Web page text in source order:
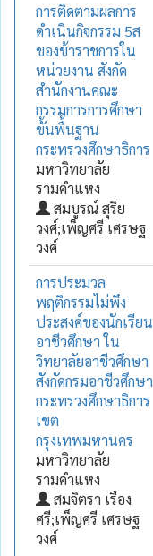
การติดตามผลการ
ดำเนินกิจกรรม 5ส
ของข้าราชการใน
หน่วยงาน สังกัด
สำนักงานคณะ
กรรมการการศึกษา
ขั้นพื้นฐาน
กระทรวงศึกษาธิการ
มหาวิทยาลัย
รามคำแหง
สมบูรณ์ สุริย
วงศ์;เพ็ญศรี เศรษฐ
วงศ์
การประมวล
พฤติกรรมไม่พึง
ประสงค์ของนักเรียน
อาชีวศึกษา ใน
วิทยาลัยอาชีวศึกษา
สังกัดกรมอาชีวศึกษา
กระทรวงศึกษาธิการ
เขต
กรุงเทพมหานคร
มหาวิทยาลัย
รามคำแหง
สมจิตรา เรือง
ศรี;เพ็ญศรี เศรษฐ
วงศ์